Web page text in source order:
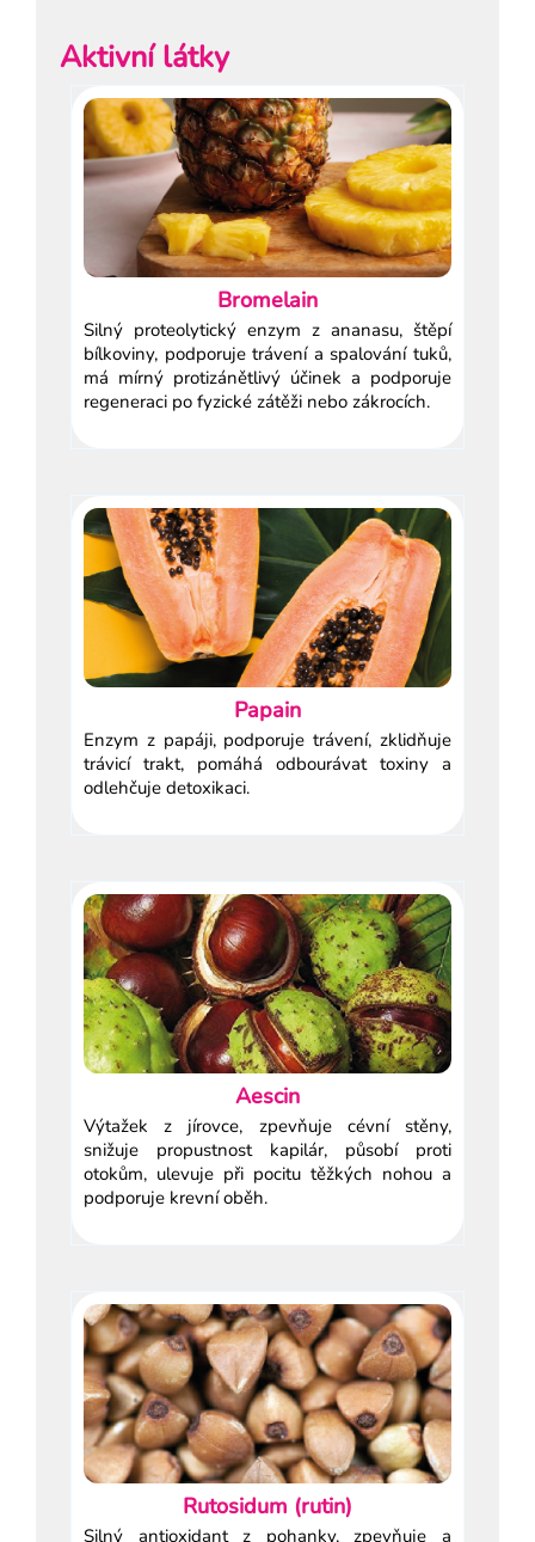
Aktivní látky
Bromelain
Silný proteolytický enzym z ananasu, štěpí
bílkoviny, podporuje trávení a spalování tuků,
má mírný protizánětlivý účinek a podporuje
regeneraci po fyzické zátěži nebo zákrocích.
Papain
Enzym z papáji, podporuje trávení, zklidňuje
trávicí trakt, pomáhá odbourávat toxiny a
odlehčuje detoxikaci.
Aescin
Výtažek z jírovce, zpevňuje cévní stěny,
snižuje propustnost kapilár, působí proti
otokům, ulevuje při pocitu těžkých nohou a
podporuje krevní oběh.
Rutosidum (rutin)
Silný antioxidant z pohanky, zpevňuje a